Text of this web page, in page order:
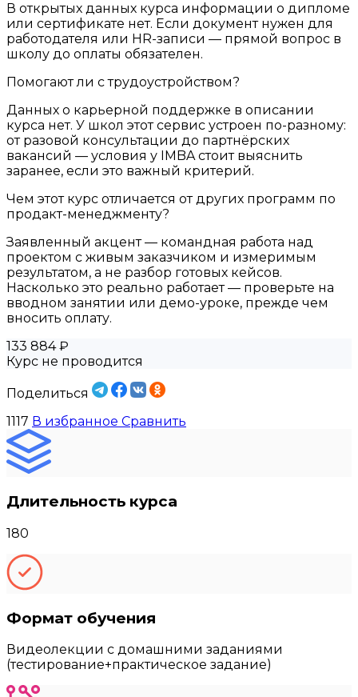
В открытых данных курса информации о дипломе
или сертификате нет. Если документ нужен для
работодателя или HR-записи — прямой вопрос в
школу до оплаты обязателен.
Помогают ли с трудоустройством?
Данных о карьерной поддержке в описании
курса нет. У школ этот сервис устроен по-разному:
от разовой консультации до партнёрских
вакансий — условия у IMBA стоит выяснить
заранее, если это важный критерий.
Чем этот курс отличается от других программ по
продакт-менеджменту?
Заявленный акцент — командная работа над
проектом с живым заказчиком и измеримым
результатом, а не разбор готовых кейсов.
Насколько это реально работает — проверьте на
вводном занятии или демо-уроке, прежде чем
вносить оплату.
133 884 ₽
Курс не проводится
Поделиться
1117 В избранное Сравнить
Длительность курса
180
Формат обучения
Видеолекции с домашними заданиями
(тестирование+практическое задание)